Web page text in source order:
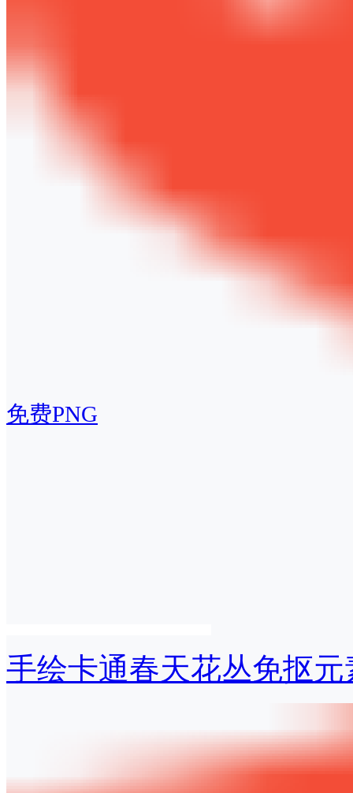
免费PNG
手绘卡通春天花丛免抠元